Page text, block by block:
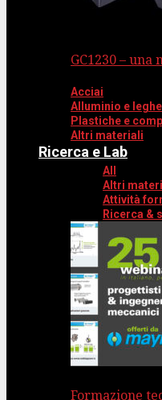
GC1230 –
Acciai
Alluminio e
Plastiche e
Altri materiali
Ricerca e Lab
All
Altri
Attività
Ricerca &
Formazione